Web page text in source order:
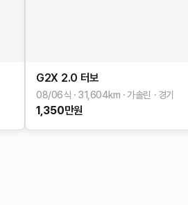
G2X 2.0 터보
08/06식 31,604km 가솔린 경기
1,350만원